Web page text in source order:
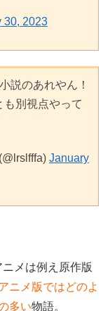
30, 2023
説のあれやん！
も別視点やって
January
メは例え原作版
ニメ版ではどのよ
多い物語。